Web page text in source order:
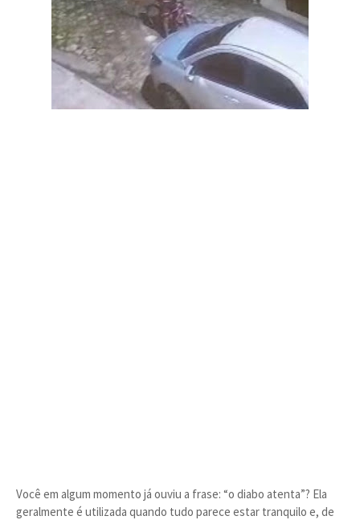
Você em algum momento já ouviu a frase: “o diabo atenta”? Ela
geralmente é utilizada quando tudo parece estar tranquilo e, de